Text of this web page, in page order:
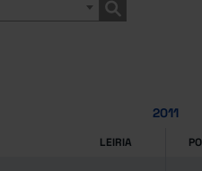
2011
LEIRIA